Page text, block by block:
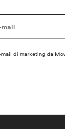
di marketing da